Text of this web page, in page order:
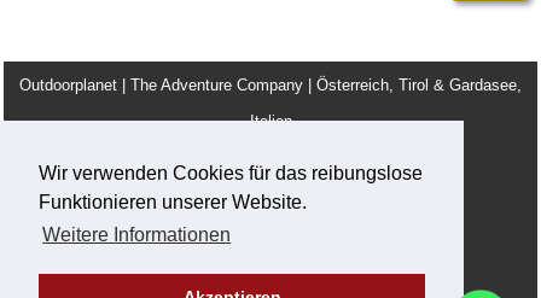
Wir verwenden Cookies für das reibungslose
Funktionieren unserer Website.
Weitere Informationen
Outdoorplanet | The Adventure Company | Österreich, Tirol & Gardasee,
Italien
Tel: + 43 660 2590555
Team AGB Impressum